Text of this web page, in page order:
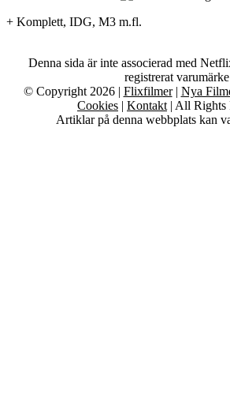
+ Komplett, IDG, M3 m.fl.
Denna sida är inte associerad med
registrerat varumärke
© Copyright 2026 | Flixfilmer| Nya
Cookies | Kontakt | All Rights
Artiklar på denna webbplats kan